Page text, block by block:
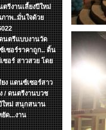
รีงานเลี้ยงปีใหม่
าพ..มั่นใจด้วย
นตรีแบบงานวัด
เซอร์ราคาถูก.. ดิ้น
ซอร์ สาวสวย โดย
ยง แดนซ์เซอร์สาว
/ ดนตรีงานบวช
ใหม่ สนุกสนาน
ด...งาน